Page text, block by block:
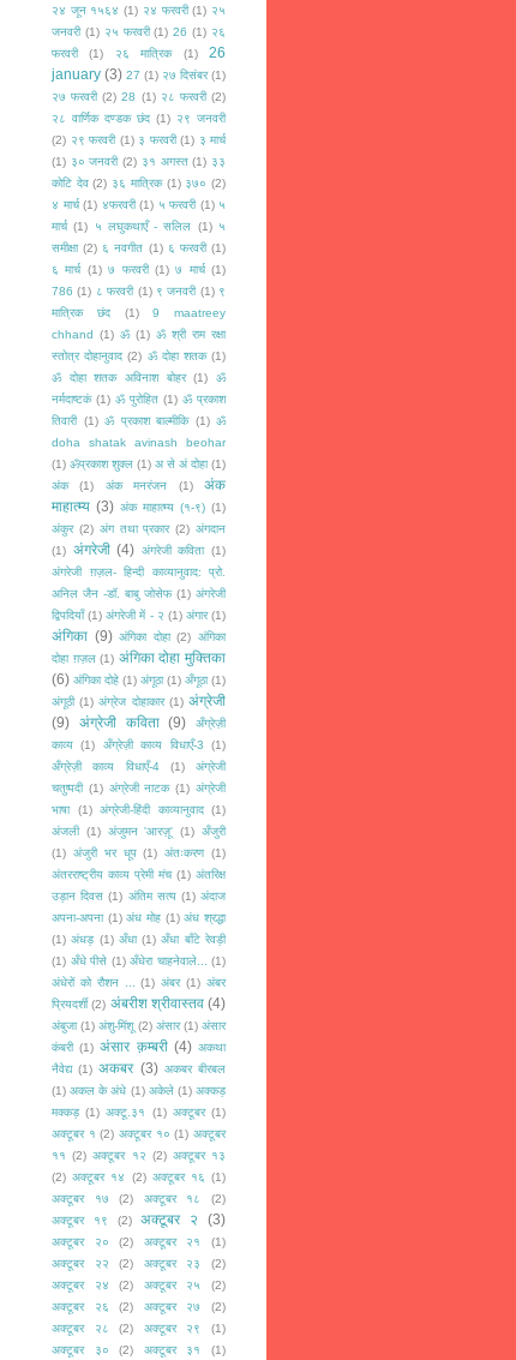
२४ जून १५६४ (1) २४ फरवरी (1) २५
जनवरी (1) २५ फरवरी (1) 26 (1) २६
फरवरी
(1) २६ मात्रिक (1)
26
january (3) 27 (1) २७ दिसंबर (1)
२७ फरवरी (2) 28 (1) २८ फरवरी (2)
२८ वार्णिक दण्डक छंद (1) २९ जनवरी
(2) २९ फरवरी (1) ३ फरवरी (1) ३ मार्च
(1) ३० जनवरी (2) ३१ अगस्त (1) ३३
कोटि देव (2) ३६ मात्रिक (1) ३७० (2)
४ मार्च (1) ४फरवरी (1) ५ फरवरी (1) ५
मार्च (1) ५ लघुकथाएँ - सलिल (1) ५
समीक्षा (2) ६ नवगीत (1) ६ फरवरी (1)
६ मार्च (1) ७ फरवरी (1) ७ मार्च (1)
786 (1) ८ फरवरी (1) ९ जनवरी (1) ९
मात्रिक छंद
(1)
9 maatreey
chhand (1) ॐ (1) ॐ श्री राम रक्षा
स्तोत्र दोहानुवाद (2) ॐ दोहा शतक (1)
ॐ दोहा शतक अविनाश बोहर
(1)
ॐ
नर्मदाष्टकं (1) ॐ पुरोहित (1) ॐ प्रकाश
तिवारी (1) ॐ प्रकाश बाल्मीकि (1) ॐ
doha shatak avinash beohar
(1) ॐप्रकाश शुक्ल (1) अ से अं दोहा (1)
अंक
(1) अंक मनरंजन (1)
अंक
माहात्म्य (3) अंक माहात्म्य (१-९) (1)
अंकुर (2) अंग तथा प्रकार (2) अंगदान
(1) अंगरेजी (4) अंगरेजी कविता (1)
अंगरेजी ग़ज़ल- हिन्दी काव्यानुवाद: प्रो.
अनिल जैन -डॉ. बाबु जोसेफ (1) अंगरेजी
द्विपदियाँ (1) अंगरेजी में - २ (1) अंगार (1)
अंगिका (9) अंगिका दोहा (2) अंगिका
दोहा ग़ज़ल (1) अंगिका दोहा मुक्तिका
(6) अंगिका दोहे (1) अंगूठा (1) अँगूठा (1)
अंगूठी (1) अंग्रेज दोहाकार (1) अंग्रेजी
(9)
अंग्रेजी कविता (9)
अँग्रेज़ी
काव्य (1) अँग्रेज़ी काव्य विधाएँ-3
(1)
अँग्रेज़ी काव्य विधाएँ-4
(1)
अंग्रेजी
चतुष्पदी (1) अंग्रेजी नाटक (1) अंग्रेजी
भाषा
(1) अंग्रेजी-हिंदी काव्यानुवाद (1)
अंजली (1) अंजुमन 'आरज़ू' (1) अँजुरी
(1) अंजुरी भर धूप (1) अंतःकरण (1)
अंतरराष्ट्रीय काव्य प्रेमी मंच (1) अंतरिक्ष
उड़ान दिवस (1) अंतिम सत्य (1) अंदाज
अपना-अपना (1) अंध मोह (1) अंध श्रद्धा
(1) अंधड़ (1) अँधा (1) अँधा बाँटे रेवड़ी
(1) अँधे पीसे (1) अँधेरा चाहनेवाले...
(1)
अंधेरों को रौशन ...
(1) अंबर (1) अंबर
प्रियदर्शी (2) अंबरीश श्रीवास्तव (4)
अंबुजा (1) अंशु-मिंशू (2) अंसार (1) अंसार
कंबरी (1) अंसार क़म्बरी (4) अकथा
नैवेद्य (1) अकबर (3) अकबर बीरबल
(1) अकल के अंधे (1) अकेले (1) अक्कड़
मक्कड़ (1) अक्टू.३१ (1) अक्टूबर (1)
अक्टूबर १ (2) अक्टूबर १० (1) अक्टूबर
११ (2) अक्टूबर १२ (2) अक्टूबर १३
(2) अक्टूबर १४ (2) अक्टूबर १६ (1)
अक्टूबर १७
(2) अक्टूबर १८
(2)
अक्टूबर १९
(2) अक्टूबर २ (3)
अक्टूबर २० (2) अक्टूबर २१
(1)
अक्टूबर २२
(2) अक्टूबर २३
(2)
अक्टूबर २४
(2) अक्टूबर २५
(2)
अक्टूबर २६
(2) अक्टूबर २७
(2)
अक्टूबर २८
(2) अक्टूबर २९
(1)
अक्टूबर ३०
(2) अक्टूबर ३१
(1)